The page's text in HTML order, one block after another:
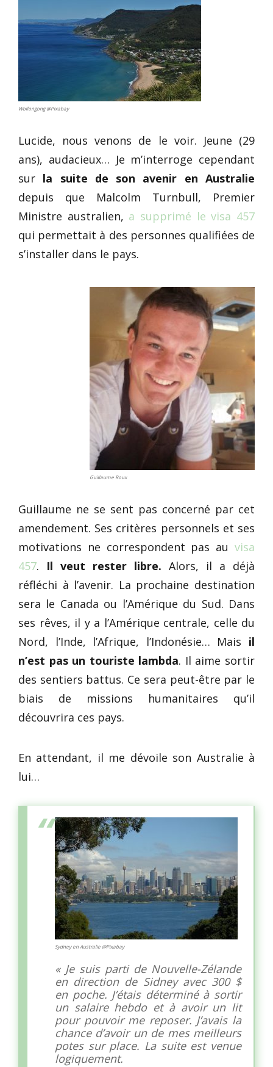
Wollongong @Pixabay
Lucide, nous venons de le voir. Jeune (29
ans), audacieux… Je m’interroge cependant
sur la suite de son avenir en Australie
depuis que Malcolm Turnbull, Premier
Ministre australien, a supprimé le visa 457
qui permettait à des personnes qualifiées de
s’installer dans le pays.
Guillaume Roux
Guillaume ne se sent pas concerné par cet
amendement. Ses critères personnels et ses
motivations ne correspondent pas au visa
457. Il veut rester libre. Alors, il a déjà
réfléchi à l’avenir. La prochaine destination
sera le Canada ou l’Amérique du Sud. Dans
ses rêves, il y a l’Amérique centrale, celle du
Nord, l’Inde, l’Afrique, l’Indonésie… Mais il
n’est pas un touriste lambda. Il aime sortir
des sentiers battus. Ce sera peut-être par le
biais de missions humanitaires qu’il
découvrira ces pays.
En attendant, il me dévoile son Australie à
lui…
Sydney en Australie @Pixabay
« Je suis parti de Nouvelle-Zélande
en direction de Sidney avec 300 $
en poche. J’étais déterminé à sortir
un salaire hebdo et à avoir un lit
pour pouvoir me reposer. J’avais la
chance d’avoir un de mes meilleurs
potes sur place. La suite est venue
logiquement.